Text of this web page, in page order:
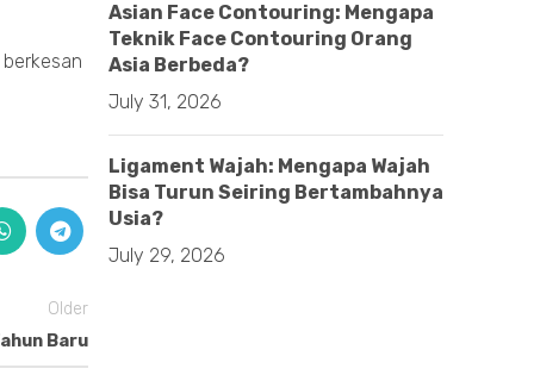
Older
Baru
Asian Face Contouring: Mengapa
Teknik Face Contouring Orang
Asia Berbeda?
July 31, 2026
Ligament Wajah: Mengapa Wajah
Bisa Turun Seiring Bertambahnya
Usia?
July 29, 2026